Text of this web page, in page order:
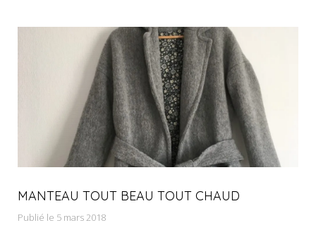
MANTEAU TOUT BEAU TOUT CHAUD
Publié le 5 mars 2018